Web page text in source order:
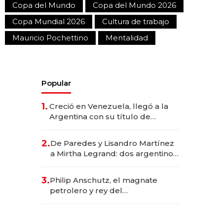
Copa del Mundo
Copa del Mundo 2026
Copa Mundial 2026
Cultura de trabajo
Mauricio Pochettino
Mentalidad
Popular
1. Creció en Venezuela, llegó a la
Argentina con su título de
las marcas "fast premium"
2.De Paredes y Lisandro Martínez
a Mirtha Legrand: dos argentinos
3.Philip Anschutz, el magnate
petrolero y rey del